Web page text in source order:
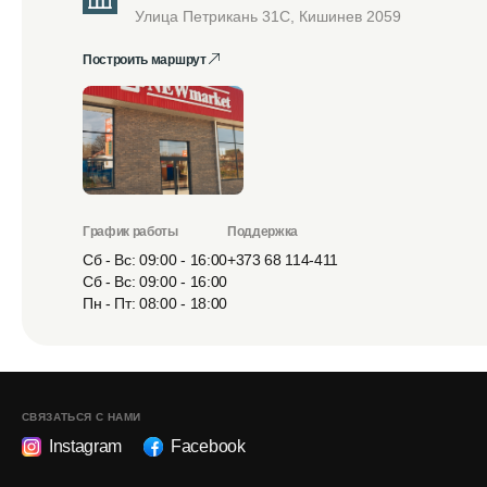
Улица Петрикань 31С, Кишинев 2059
Построить маршрут
График работы
Сб - Вс: 09:00 - 16:00
Сб - Вс: 09:00 - 16:00
Пн - Пт: 08:00 - 18:00
Поддержка
+373 68 114-411
СВЯЗАТЬСЯ С НАМИ
Instagram Facebook